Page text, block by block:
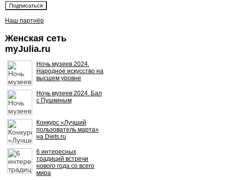
Наш партнёр
Женская сеть
myJulia.ru
Ночь музеев 2024.
Народное искусство на
высшем уровне
Ночь музеев 2024. Бал
с Пушкиным
Конкурс «Лучший
пользователь марта»
на Diets.ru
6 интересных
традиций встречи
нового года со всего
мира